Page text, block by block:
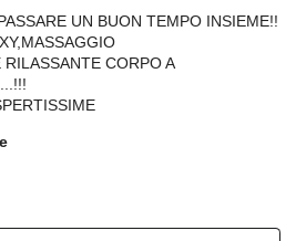
UN BUON TEMPO INSIEME!!
CORPO A